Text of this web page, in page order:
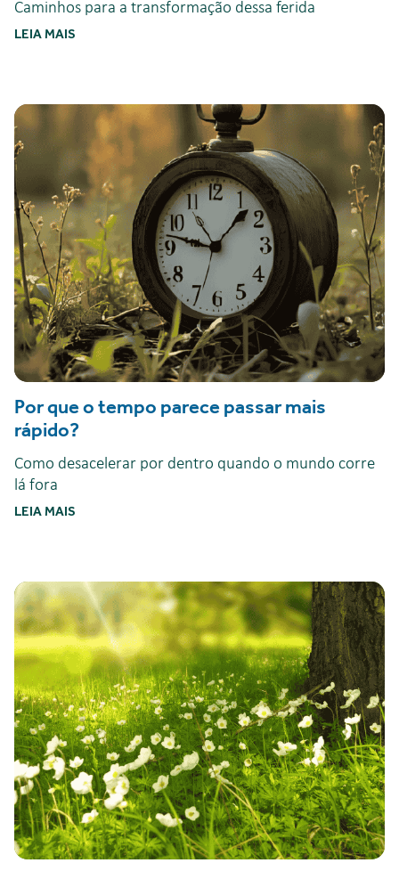
Caminhos para a transformação dessa ferida
LEIA MAIS
Por que o tempo parece passar mais
rápido?
Como desacelerar por dentro quando o mundo corre
lá fora
LEIA MAIS